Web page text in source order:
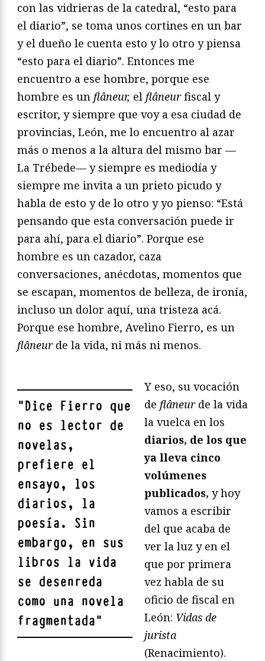
con las vidrieras de la catedral, “esto para
el diario”, se toma unos cortines en un bar
y el dueño le cuenta esto y lo otro y piensa
“esto para el diario”. Entonces me
encuentro a ese hombre, porque ese
hombre es un flâneur, el flâneurfiscal y
escritor, y siempre que voy a esa ciudad de
provincias, León, me lo encuentro al azar
más o menos a la altura del mismo bar —
La Trébede— y siempre es mediodía y
siempre me invita a un prieto picudo y
habla de esto y de lo otro y yo pienso: “Está
pensando que esta conversación puede ir
para ahí, para el diario”. Porque ese
hombre es un cazador, caza
conversaciones, anécdotas, momentos que
se escapan, momentos de belleza, de ironía,
incluso un dolor aquí, una tristeza acá.
Porque ese hombre, Avelino Fierro, es un
flâneurde la vida, ni más ni menos.
"Dice Fierro que
no es lector de
novelas,
prefiere el
ensayo, los
diarios, la
poesía. Sin
embargo, en sus
libros la vida
se desenreda
como una novela
fragmentada"
Y eso, su vocación
de flâneurde la vida
la vuelca en los
diarios, de los que
ya lleva cinco
volúmenes
publicados, y hoy
vamos a escribir
del que acaba de
ver la luz y en el
que por primera
vez habla de su
oficio de fiscal en
León: Vidas de
jurista
(Renacimiento).